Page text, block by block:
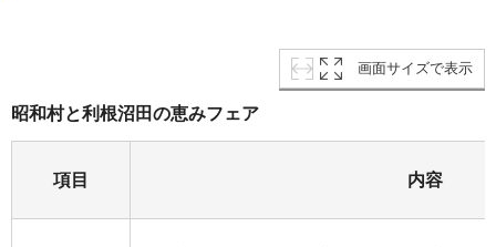
画面サイズで表示
昭和村と利根沼田の恵みフェア
項目 内容